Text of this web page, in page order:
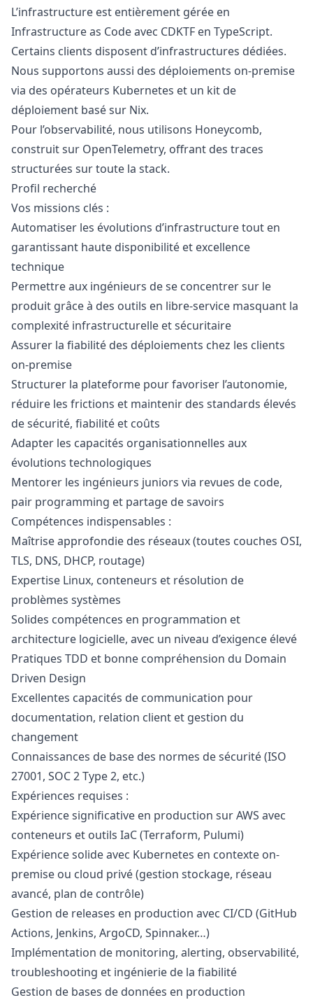
L’infrastructure est entièrement gérée en
Infrastructure as Code avec CDKTF en TypeScript.
Certains clients disposent d’infrastructures dédiées.
Nous supportons aussi des déploiements on-premise
via des opérateurs Kubernetes et un kit de
déploiement basé sur Nix.
Pour l’observabilité, nous utilisons Honeycomb,
construit sur OpenTelemetry, offrant des traces
structurées sur toute la stack.
Profil recherché
Vos missions clés :
Automatiser les évolutions d’infrastructure tout en
garantissant haute disponibilité et excellence
technique
Permettre aux ingénieurs de se concentrer sur le
produit grâce à des outils en libre-service masquant la
complexité infrastructurelle et sécuritaire
Assurer la fiabilité des déploiements chez les clients
on-premise
Structurer la plateforme pour favoriser l’autonomie,
réduire les frictions et maintenir des standards élevés
de sécurité, fiabilité et coûts
Adapter les capacités organisationnelles aux
évolutions technologiques
Mentorer les ingénieurs juniors via revues de code,
pair programming et partage de savoirs
Compétences indispensables :
Maîtrise approfondie des réseaux (toutes couches OSI,
TLS, DNS, DHCP, routage)
Expertise Linux, conteneurs et résolution de
problèmes systèmes
Solides compétences en programmation et
architecture logicielle, avec un niveau d’exigence élevé
Pratiques TDD et bonne compréhension du Domain
Driven Design
Excellentes capacités de communication pour
documentation, relation client et gestion du
changement
Connaissances de base des normes de sécurité (ISO
27001, SOC 2 Type 2, etc.)
Expériences requises :
Expérience significative en production sur AWS avec
conteneurs et outils IaC (Terraform, Pulumi)
Expérience solide avec Kubernetes en contexte on-
premise ou cloud privé (gestion stockage, réseau
avancé, plan de contrôle)
Gestion de releases en production avec CI/CD (GitHub
Actions, Jenkins, ArgoCD, Spinnaker…)
Implémentation de monitoring, alerting, observabilité,
troubleshooting et ingénierie de la fiabilité
Gestion de bases de données en production